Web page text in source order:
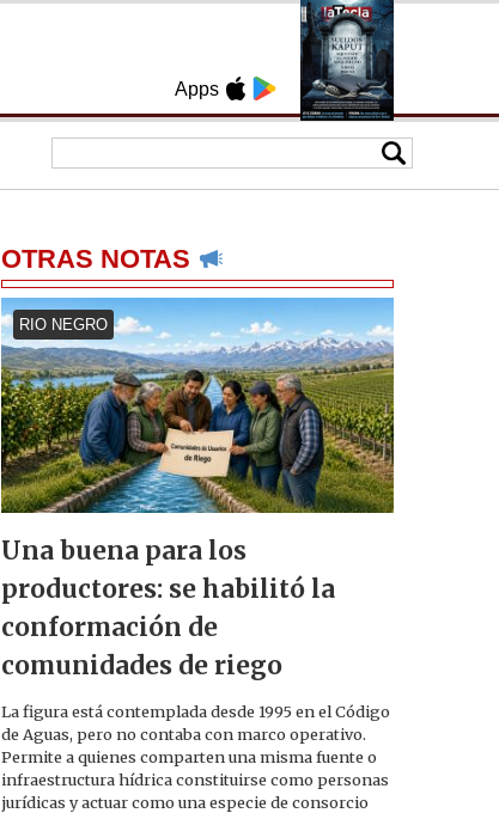
Apps
OTRAS NOTAS
RIO NEGRO
Una buena para los
productores: se habilitó la
conformación de
comunidades de riego
La figura está contemplada desde 1995 en el Código
de Aguas, pero no contaba con marco operativo.
Permite a quienes comparten una misma fuente o
infraestructura hídrica constituirse como personas
jurídicas y actuar como una especie de consorcio